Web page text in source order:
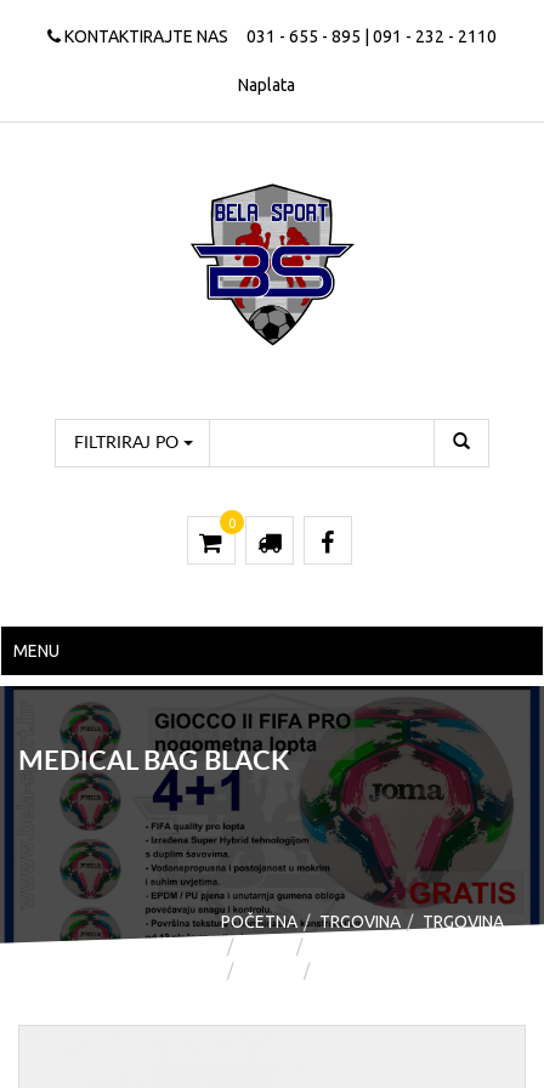
KONTAKTIRAJTE NAS 031 - 655 - 895 | 091 - 232 - 2110
Naplata
FILTRIRAJ PO
0
MENU
MEDICAL BAG BLACK
POČETNA TRGOVINA
TRGOVINA